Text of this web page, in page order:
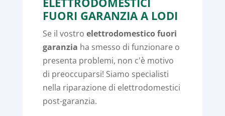
FUORI GARANZIA A LODI
Se il vostro elettrodomestico fuori
garanzia ha smesso di funzionare o
presenta problemi, non c'è motivo
di preoccuparsi! Siamo specialisti
nella riparazione di elettrodomestici
post-garanzia.